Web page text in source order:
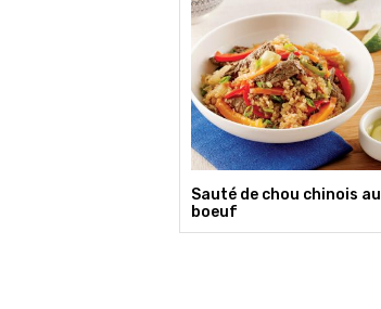
Sauté de chou chinois au
boeuf